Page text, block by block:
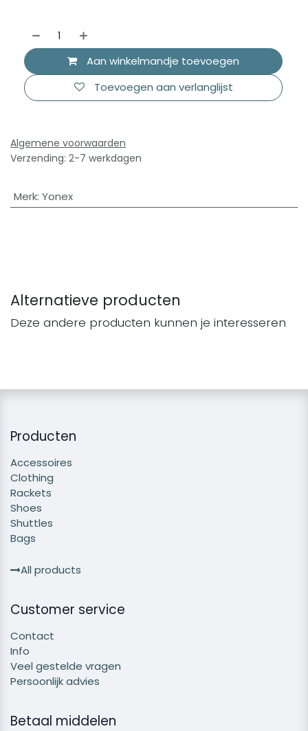
Aan winkelmandje toevoegen
Toevoegen aan verlanglijst
Algemene voorwaarden
Verzending: 2-7 werkdagen
Merk: Yonex
Alternatieve producten
Deze andere producten kunnen je interesseren
Producten
Accessoires
Clothing
Rackets
Shoes
Shuttles
Bags
All products
Customer service
Contact
Info
Veel gestelde vragen
Persoonlijk advies
Betaal middelen